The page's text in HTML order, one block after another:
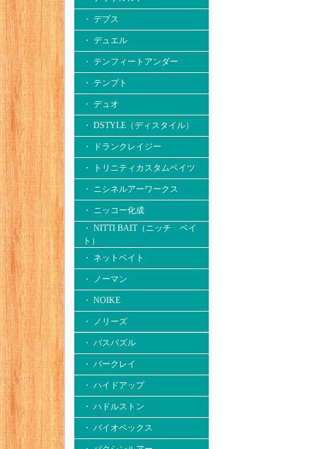
・ デプス
・ デュエル
・ テンフィートアンダー
・ テンプト
・ デュオ
・ DSTYLE（ディスタイル）
・ ドランクレイジー
・ トリニティカスタムベイツ
・ ニシネルアーワークス
・ ニッコー化成
・ NITTI BAIT（ニッチ ベイ
ト）
・ ネットベイト
・ ノーマン
・ NOIKE
・ ノリーズ
・ バスパズル
・ バークレイ
・ ハイドアップ
・ ハドルストン
・ バイオベックス